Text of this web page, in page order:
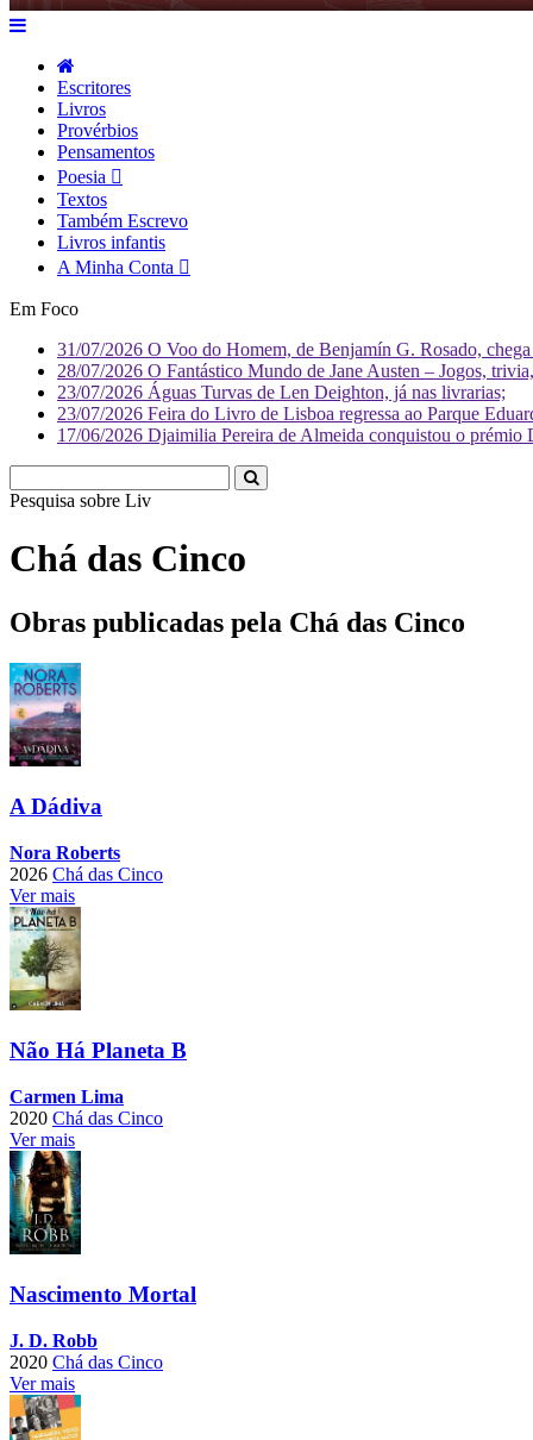
Escritores
Livros
Provérbios
Pensamentos
Poesia
Textos
Também Escrevo
Livros infantis
A Minha Conta
Em Foco
31/07/2026 O Voo do Homem, de Benjamín G. Rosado,
28/07/2026 O Fantástico Mundo de Jane Austen – Jogos,
23/07/2026 Águas Turvas de Len Deighton, já nas livrarias;
23/07/2026 Feira do Livro de Lisboa regressa ao Parque
17/06/2026 Djaimilia Pereira de Almeida conquistou o
Pesquisa sobre Literatura
Chá das Cinco
Obras publicadas pela Chá das Cinco
A Dádiva
Nora Roberts
2026 Chá das Cinco
Ver mais
Não Há Planeta B
Carmen Lima
2020 Chá das Cinco
Ver mais
Nascimento Mortal
J. D. Robb
2020 Chá das Cinco
Ver mais